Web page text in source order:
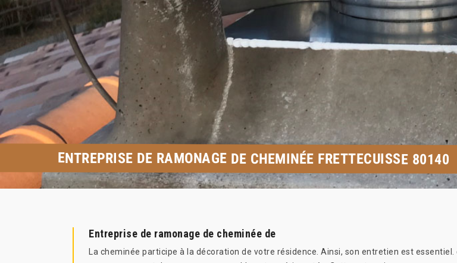
ENTREPRISE DE RAMONAGE DE CHEMINÉE FRETTECUISSE 80140
Entreprise de ramonage de cheminée de
La cheminée participe à la décoration de votre résidence. Ainsi, son entretien est